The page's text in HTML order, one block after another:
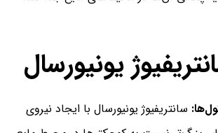
یونیورسال
سانتریفیوژ یونیورسال با ایجاد نیروی